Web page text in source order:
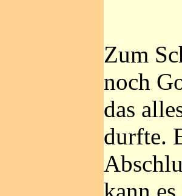
Zum
noch
das
durfte.
kann